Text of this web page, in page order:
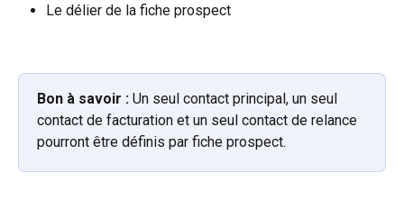
Le délier de la fiche prospect
Bon à savoir : Un seul contact principal, un seul
contact de facturation et un seul contact de relance
pourront être définis par fiche prospect.